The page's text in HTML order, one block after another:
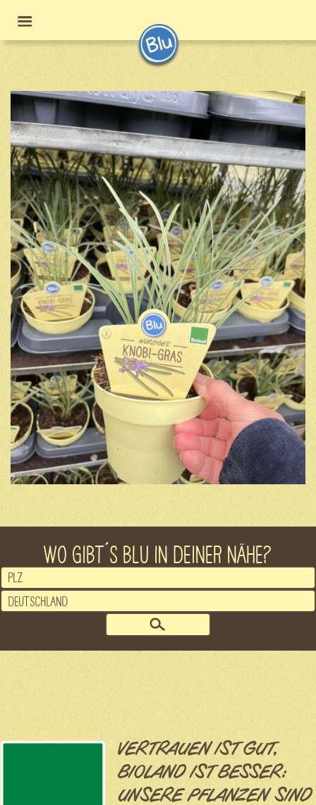
WO GIBT´S BLU IN DEINER NÄHE?
VERTRAUEN IST GUT,
BIOLAND IST BESSER:
UNSERE PFLANZEN SIND